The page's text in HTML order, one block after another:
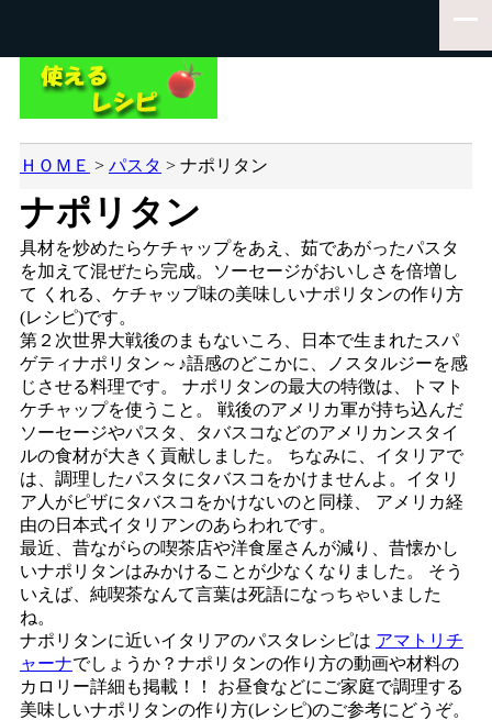
ＨＯＭＥ > パスタ > ナポリタン
ナポリタン
具材を炒めたらケチャップをあえ、茹であがったパスタ
を加えて混ぜたら完成。ソーセージがおいしさを倍増し
て くれる、ケチャップ味の美味しいナポリタンの作り方
(レシピ)です。
第２次世界大戦後のまもないころ、日本で生まれたスパ
ゲティナポリタン～♪語感のどこかに、ノスタルジーを感
じさせる料理です。 ナポリタンの最大の特徴は、トマト
ケチャップを使うこと。 戦後のアメリカ軍が持ち込んだ
ソーセージやパスタ、タバスコなどのアメリカンスタイ
ルの食材が大きく貢献しました。 ちなみに、イタリアで
は、調理したパスタにタバスコをかけませんよ。イタリ
ア人がピザにタバスコをかけないのと同様、 アメリカ経
由の日本式イタリアンのあらわれです。
最近、昔ながらの喫茶店や洋食屋さんが減り、昔懐かし
いナポリタンはみかけることが少なくなりました。 そう
いえば、純喫茶なんて言葉は死語になっちゃいました
ね。
ナポリタンに近いイタリアのパスタレシピは アマトリチ
ャーナでしょうか？ナポリタンの作り方の動画や材料の
カロリー詳細も掲載！！ お昼食などにご家庭で調理する
美味しいナポリタンの作り方(レシピ)のご参考にどうぞ。